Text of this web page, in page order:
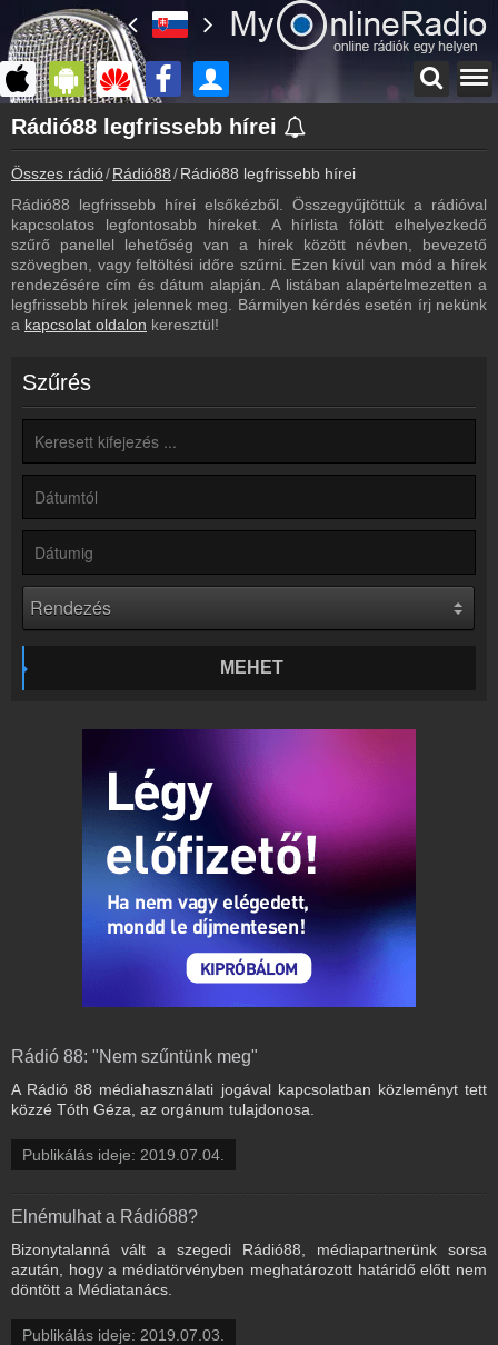
Főoldal
myonlineradio.hu
Rádió88
Vissza a Rádió88 oldalára
Bejelentkezés
Hozz létre saját fiókot!
Most szól
Tudd meg mi szólt eddig
Műsorújság
Webkamera
Kapcsolat
Partnerek
Rádiós partnerek
Online rádió készítés
Rádió88 legfrissebb hírei
Összes rádió Rádió88
Rádió88 legfrissebb hírei
Rádió88 legfrissebb hírei elsőkézből. Összegyűjtöttük a rádióval
kapcsolatos legfontosabb híreket. A hírlista fölött elhelyezkedő
szűrő panellel lehetőség van a hírek között névben, bevezető
szövegben, vagy feltöltési időre szűrni. Ezen kívül van mód a hírek
rendezésére cím és dátum alapján. A listában alapértelmezetten a
legfrissebb hírek jelennek meg. Bármilyen kérdés esetén írj nekünk
a kapcsolat oldalon keresztül!
Szűrés
MEHET
Rádió 88: "Nem szűntünk meg"
A Rádió 88 médiahasználati jogával kapcsolatban közleményt tett
közzé Tóth Géza, az orgánum tulajdonosa.
Publikálás ideje: 2019.07.04.
Elnémulhat a Rádió88?
Bizonytalanná vált a szegedi Rádió88, médiapartnerünk sorsa
azután, hogy a médiatörvényben meghatározott határidő előtt nem
döntött a Médiatanács.
Publikálás ideje: 2019.07.03.